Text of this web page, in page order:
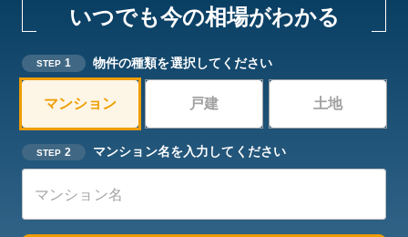
いつでも今の相場がわかる
STEP 1 物件の種類を選択してください
マンション 戸建 土地
STEP 2 マンション名を入力してください